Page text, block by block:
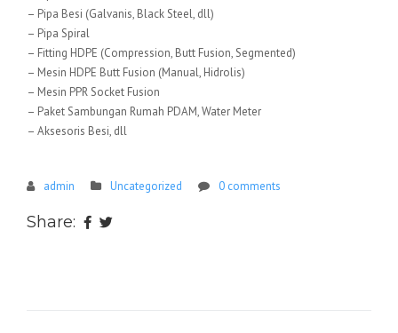
– Pipa Besi (Galvanis, Black Steel, dll)
– Pipa Spiral
– Fitting HDPE (Compression, Butt Fusion, Segmented)
– Mesin HDPE Butt Fusion (Manual, Hidrolis)
– Mesin PPR Socket Fusion
– Paket Sambungan Rumah PDAM, Water Meter
– Aksesoris Besi, dll
admin Uncategorized 0 comments
Share: